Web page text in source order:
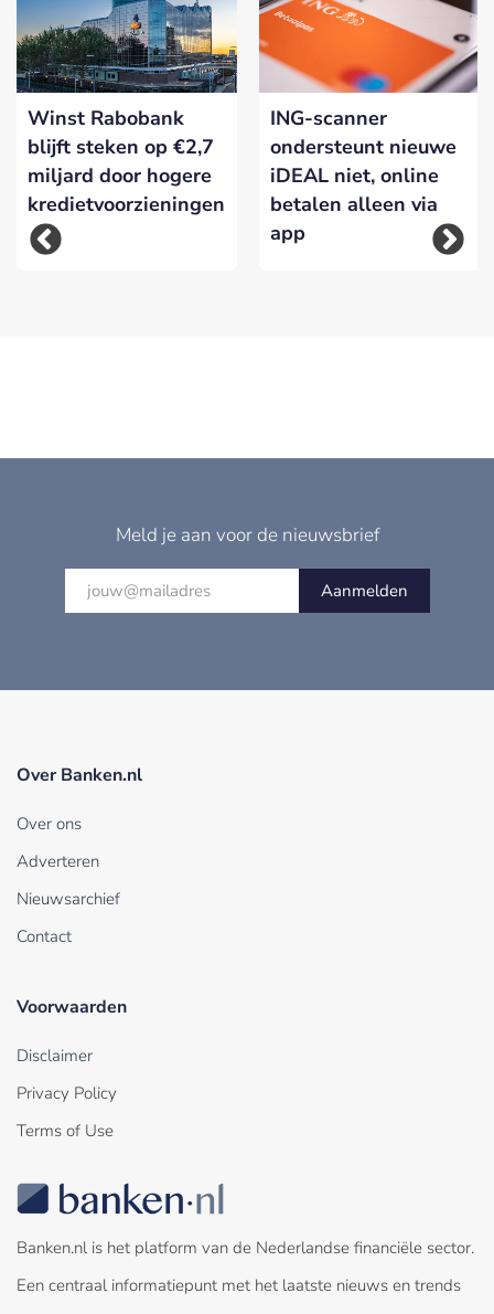
Winst Rabobank
blijft steken op €2,7
miljard door hogere
kredietvoorzieningen
ING-scanner
ondersteunt nieuwe
iDEAL niet, online
betalen alleen via
app
Meld je aan voor de nieuwsbrief
Aanmelden
Over Banken.nl
Over ons
Adverteren
Nieuwsarchief
Contact
Voorwaarden
Disclaimer
Privacy Policy
Terms of Use
Banken.nl is het platform van de Nederlandse financiële sector.
Een centraal informatiepunt met het laatste nieuws en trends